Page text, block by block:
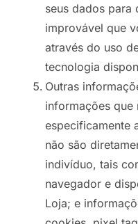
seus dados para
improvável que
através do uso
tecnologia
Outras
informações que
especificamente
não são
indivíduo, tais
navegador e
Loja; e